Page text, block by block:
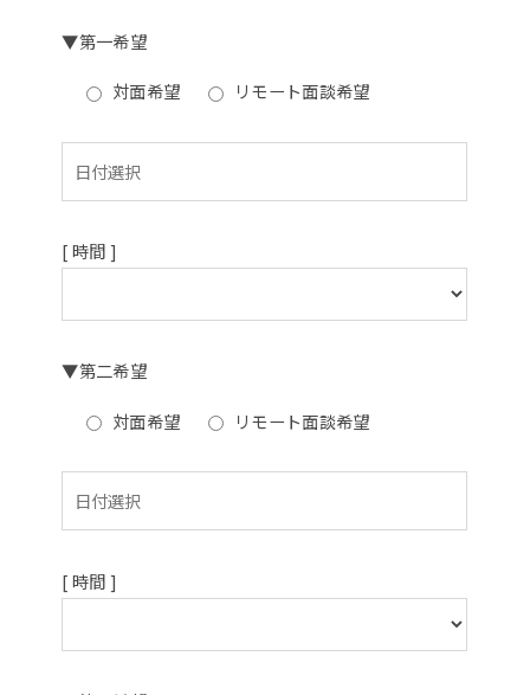
▼第一希望
対面希望 リモート面談希望
[ 時間 ]
▼第二希望
対面希望 リモート面談希望
[ 時間 ]